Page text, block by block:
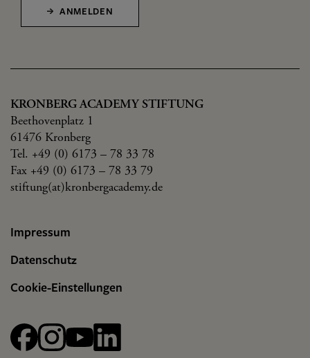
ANMELDEN
KRONBERG ACADEMY STIFTUNG
Beethovenplatz 1
61476 Kronberg
Tel. +49 (0) 6173 – 78 33 78
Fax +49 (0) 6173 – 78 33 79
stiftung(at)kronbergacademy.de
Impressum
Datenschutz
Cookie-Einstellungen
FacebookInstagramYouTubelinkedin